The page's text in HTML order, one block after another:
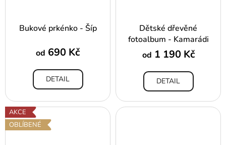
Bukové prkénko - Šíp
od 690 Kč
DETAIL
Dětské dřevěné
fotoalbum - Kamarádi
od 1 190 Kč
DETAIL
AKCE
OBLÍBENÉ